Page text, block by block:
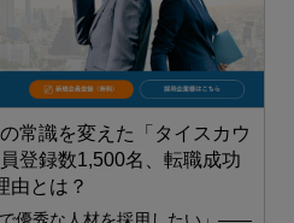
常識を変えた「タイスカウ
登録数1,500名、転職成功
由とは？